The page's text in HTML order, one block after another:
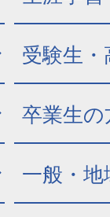
受験生
卒業生の
一般・地